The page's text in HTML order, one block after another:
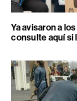
Ya avisaron a
consulte aquí si